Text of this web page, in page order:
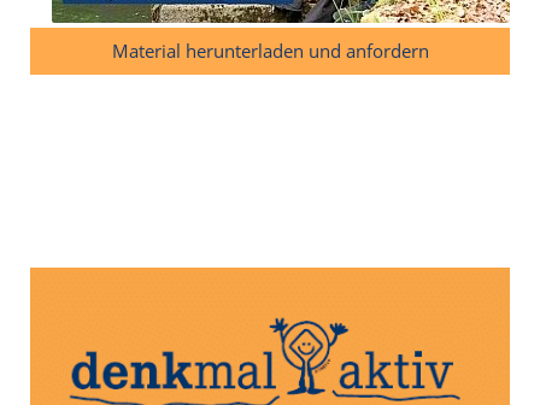
Material herunterladen und anfordern